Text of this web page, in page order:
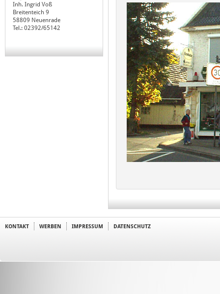
Inh. Ingrid Voß
Breitenteich 9
58809 Neuenrade
Tel.: 02392/65142
KONTAKT WERBEN IMPRESSUM DATENSCHUTZ